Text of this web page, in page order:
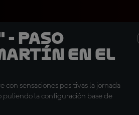
- Paso
en el
sensaciones positivas la jornada
puliendo la configuración base de